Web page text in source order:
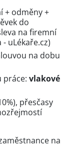
+ odměny +
do
na firemní
uLékaře.cz)
na dobu
práce: vlakové
přesčasy
na